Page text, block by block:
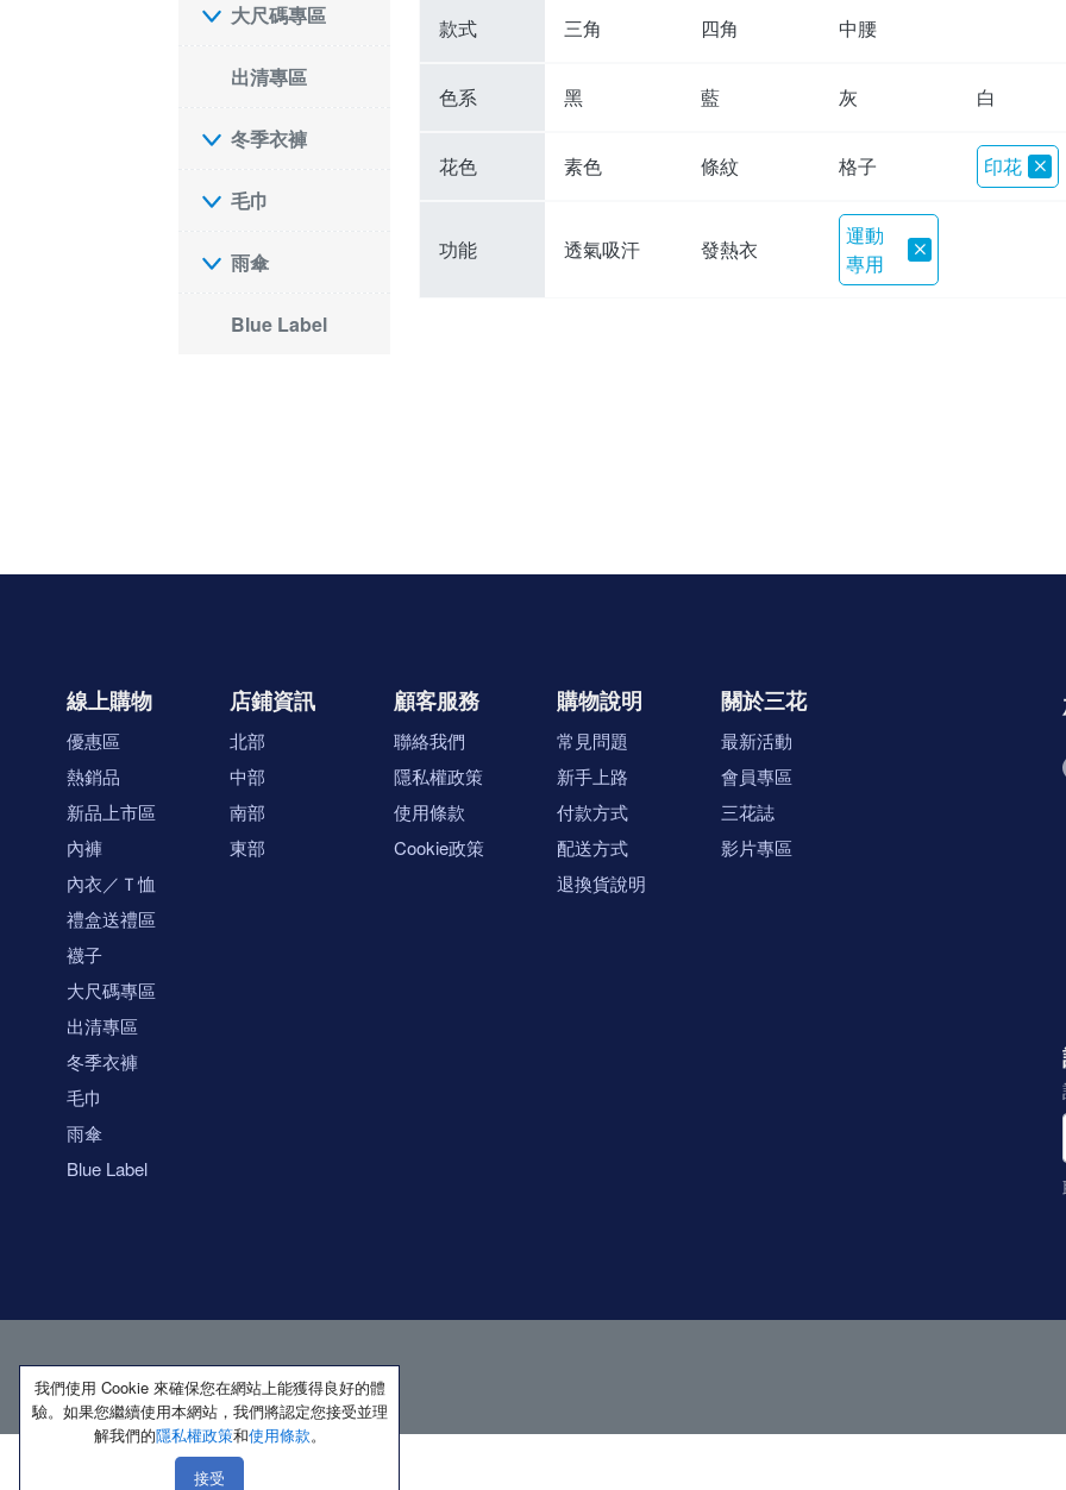
大尺碼專區
出清專區
冬季衣褲
毛巾
雨傘
Blue Label
款式 三角 四角 中腰
色系 黑 藍 灰 白
花色 素色 條紋 格子 印花
功能 透氣吸汗 發熱衣
運動
專用
線上購物
優惠區
熱銷品
新品上市區
內褲
內衣／Ｔ恤
禮盒送禮區
襪子
大尺碼專區
出清專區
冬季衣褲
毛巾
雨傘
Blue Label
店鋪資訊
北部
中部
南部
東部
顧客服務
聯絡我們
隱私權政策
使用條款
Cookie政策
購物說明
常見問題
新手上路
付款方式
配送方式
退換貨說明
關於三花
最新活動
會員專區
三花誌
影片專區
著作權所有 保留一切權利
我們使用 Cookie 來確保您在網站上能獲得良好的體
驗。如果您繼續使用本網站，我們將認定您接受並理
解我們的隱私權政策和使用條款。
接受